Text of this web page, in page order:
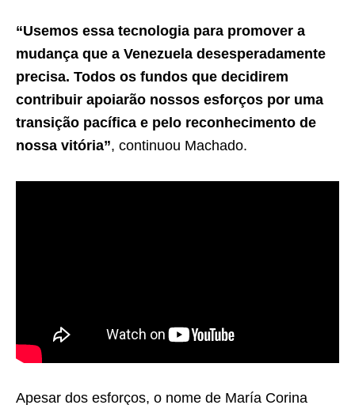
“Usemos essa tecnologia para promover a
mudança que a Venezuela desesperadamente
precisa. Todos os fundos que decidirem
contribuir apoiarão nossos esforços por uma
transição pacífica e pelo reconhecimento de
nossa vitória”, continuou Machado.
Apesar dos esforços, o nome de María Corina